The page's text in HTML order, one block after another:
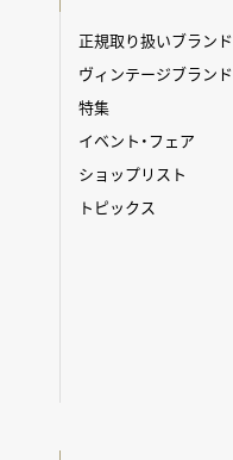
正規取り扱いブランド
ヴィンテージブランド
特集
イベント・フェア
ショップリスト
トピックス